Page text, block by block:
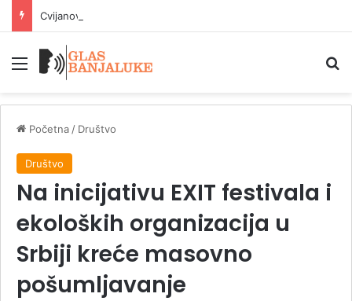
Meni
Početna / Društvo
Društvo
Na inicijativu EXIT festivala i
ekoloških organizacija u
Srbiji kreće masovno
pošumljavanje